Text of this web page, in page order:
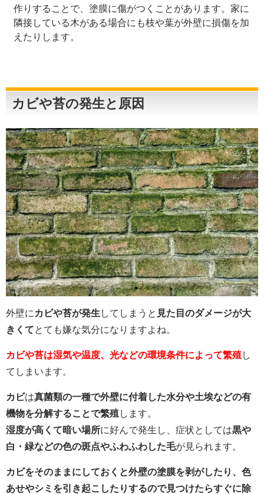
作りすることで、塗膜に傷がつくことがあります。家に
隣接している木がある場合にも枝や葉が外壁に損傷を加
えたりします。
カビや苔の発生と原因
外壁に カビや苔が発生 してしまうと 見た目のダメージが大
きくてとても嫌な気分になりますよね。
カビや苔は湿気や温度、光などの環境条件によって繁殖し
てしまいます。
カビは真菌類の一種で外壁に付着した水分や土埃などの有
機物を分解することで繁殖します。
湿度が高くて暗い場所に好んで発生し、症状としては黒や
白・緑などの色の斑点やふわふわした毛が見られます。
カビをそのままにしておくと外壁の塗膜を剥がしたり、色
あせやシミを引き起こしたりするので見つけたらすぐに除